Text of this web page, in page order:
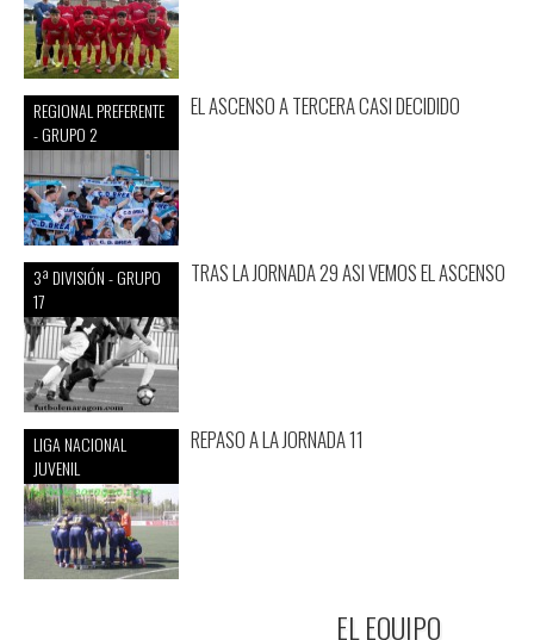
REGIONAL PREFERENTE
- GRUPO 2
EL ASCENSO A TERCERA CASI DECIDIDO
3ª DIVISIÓN - GRUPO
17
TRAS LA JORNADA 29 ASI VEMOS EL ASCENSO
LIGA NACIONAL
JUVENIL
REPASO A LA JORNADA 11
EL EQUIPO